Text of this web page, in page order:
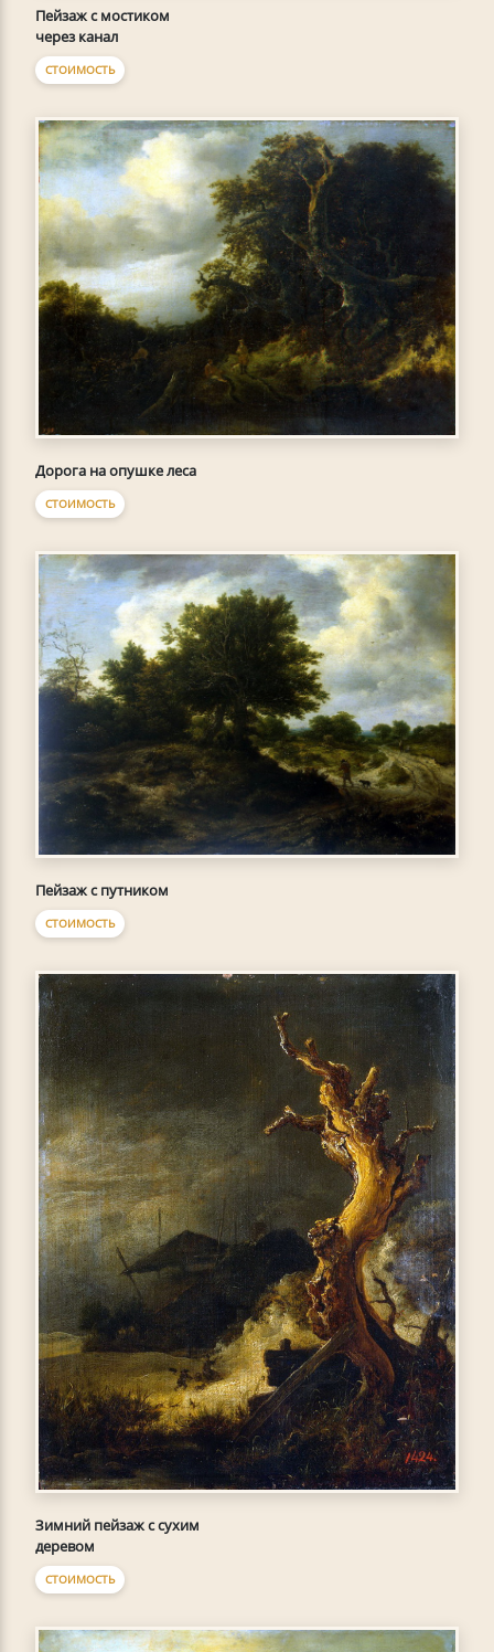
Пейзаж с мостиком
через канал
СТОИМОСТЬ
Дорога на опушке леса
СТОИМОСТЬ
Пейзаж с путником
СТОИМОСТЬ
Зимний пейзаж с сухим
деревом
СТОИМОСТЬ